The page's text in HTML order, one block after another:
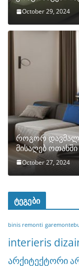
October 29, 2024
როგორ
მისაღებ ოთახში
October 27, 2024
ტეგები
binis remonti
interieris
არქიტექტორი